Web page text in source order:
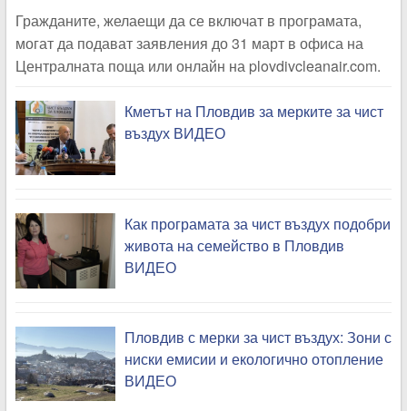
Гражданите, желаещи да се включат в програмата,
могат да подават заявления до 31 март в офиса на
Централната поща или онлайн на plovdivcleanair.com.
Кметът на Пловдив за мерките за чист
въздух ВИДЕО
Как програмата за чист въздух подобри
живота на семейство в Пловдив
ВИДЕО
Пловдив с мерки за чист въздух: Зони с
ниски емисии и екологично отопление
ВИДЕО